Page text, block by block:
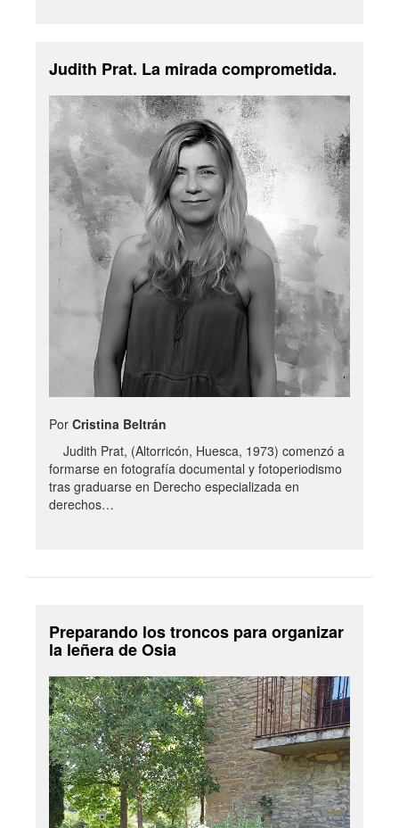
Judith Prat. La mirada comprometida.
Por Cristina Beltrán
Judith Prat, (Altorricón, Huesca, 1973) comenzó a
formarse en fotografía documental y fotoperiodismo
tras graduarse en Derecho especializada en
derechos…
Preparando los troncos para organizar
la leñera de Osia